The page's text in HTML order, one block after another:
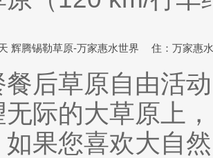
辉腾锡勒草原-万家惠水世界 住：万家惠
餐后草原自由活
无际的大草原上
如果您喜欢大自